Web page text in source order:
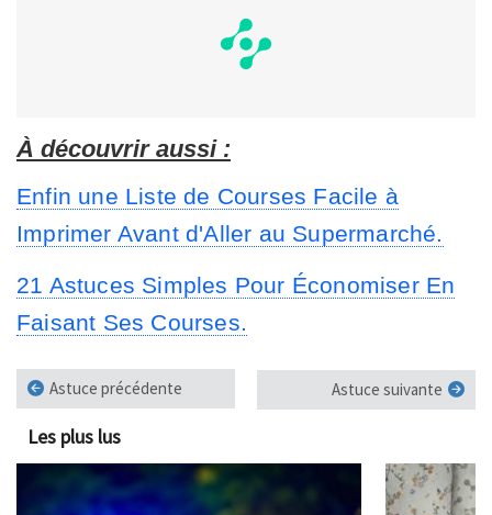
À découvrir aussi :
Enfin une Liste de Courses Facile à
Imprimer Avant d'Aller au Supermarché.
21 Astuces Simples Pour Économiser En
Faisant Ses Courses.
Astuce précédente Astuce suivante
Les plus lus